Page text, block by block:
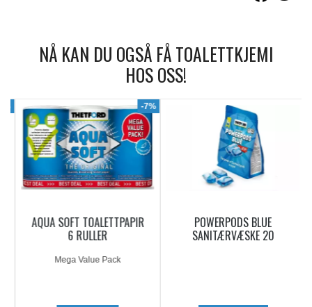
NÅ KAN DU OGSÅ FÅ TOALETTKJEMI
HOS OSS!
-7%
AQUA SOFT TOALETTPAPIR
6 RULLER
Mega Value Pack
POWERPODS BLUE
SANITÆRVÆSKE 20